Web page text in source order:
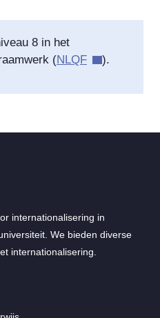
8 in het
(NLQF ).
internationalisering in
We bieden diverse
internationalisering.